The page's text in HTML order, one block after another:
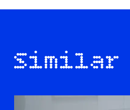
Similar